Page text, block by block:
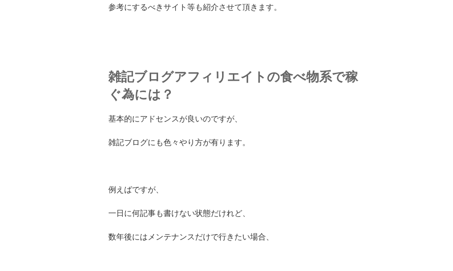
参考にするべきサイト等も紹介させて頂きます。
雑記ブログアフィリエイトの食べ物系で稼
ぐ為には？
基本的にアドセンスが良いのですが、
雑記ブログにも色々やり方が有ります。
例えばですが、
一日に何記事も書けない状態だけれど、
数年後にはメンテナンスだけで行きたい場合、